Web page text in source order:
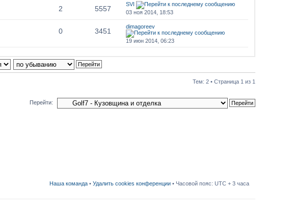
2 5557
SVI
03 ноя 2014, 18:53
0 3451
dimagoreev
19 июн 2014, 06:23
Тем: 2 • Страница 1 из 1
Перейти:
Наша команда • Удалить cookies конференции • Часовой пояс: UTC + 3 часа